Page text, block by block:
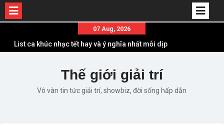
content
07 Aug, 2026
xuân về
“ngoạn mục” với triệu view
Những ca khúc nhạc xuân “sặc mùi” quảng cáo
Thế giới giải trí
Vô vàn tin tức giải trí, showbiz, đời sống hấp dẫn